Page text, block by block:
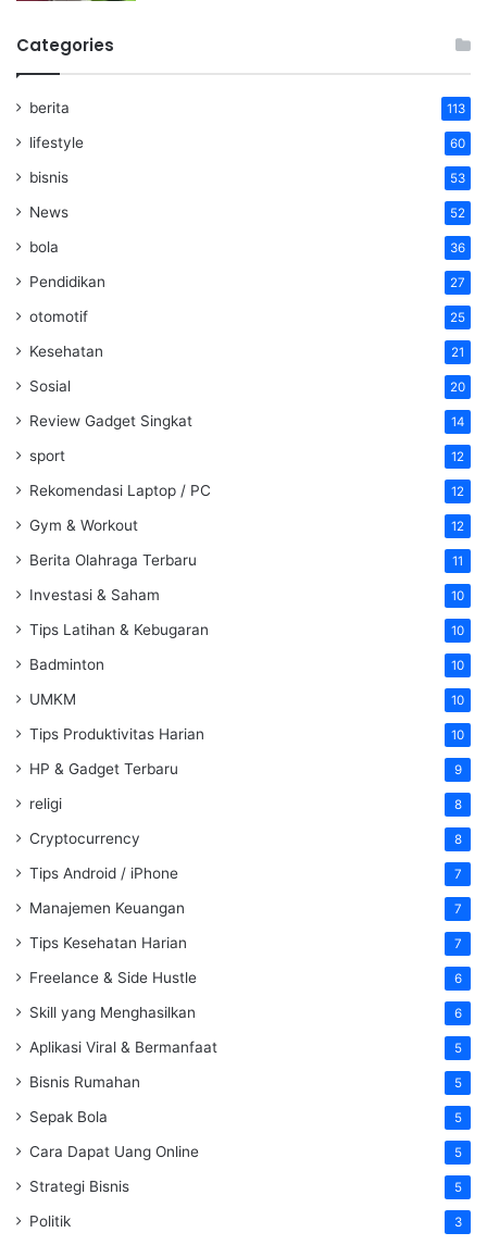
Categories
berita 113
lifestyle 60
bisnis 53
News 52
bola 36
Pendidikan 27
otomotif 25
Kesehatan 21
Sosial 20
Review Gadget Singkat 14
sport 12
Rekomendasi Laptop / PC 12
Gym & Workout 12
Berita Olahraga Terbaru 11
Investasi & Saham 10
Tips Latihan & Kebugaran 10
Badminton 10
UMKM 10
Tips Produktivitas Harian 10
HP & Gadget Terbaru 9
religi 8
Cryptocurrency 8
Tips Android / iPhone 7
Manajemen Keuangan 7
Tips Kesehatan Harian 7
Freelance & Side Hustle 6
Skill yang Menghasilkan 6
Aplikasi Viral & Bermanfaat 5
Bisnis Rumahan 5
Sepak Bola 5
Cara Dapat Uang Online 5
Strategi Bisnis 5
Politik 3